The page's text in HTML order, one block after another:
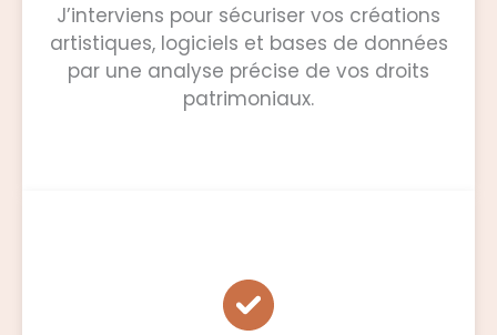
J’interviens pour sécuriser vos créations
artistiques, logiciels et bases de données
par une analyse précise de vos droits
patrimoniaux.